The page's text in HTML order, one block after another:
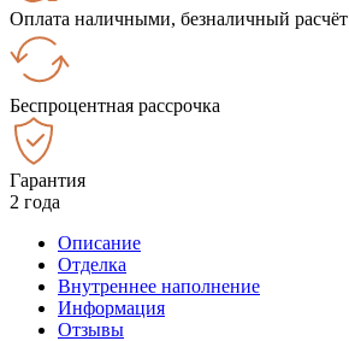
Оплата наличными, безналичный расчёт
Беспроцентная рассрочка
Гарантия
2 года
Описание
Отделка
Внутреннее наполнение
Информация
Отзывы